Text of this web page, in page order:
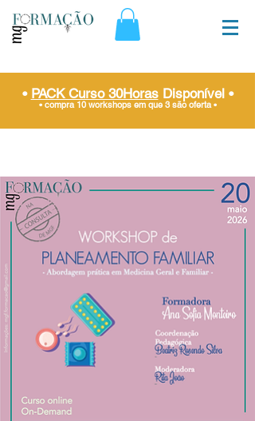
• PACK Curso 30HorasDisponível •
• compra 10 workshops em que 3 são oferta •